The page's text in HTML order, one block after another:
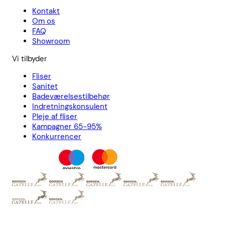
Kontakt
Om os
FAQ
Showroom
Vi tilbyder
Fliser
Sanitet
Badeværelsestilbehør
Indretningskonsulent
Pleje af fliser
Kampagner 65-95%
Konkurrencer